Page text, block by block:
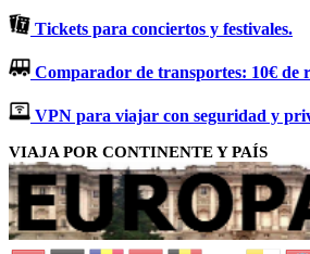
Tickets para conciertos y festivales.
Comparador de transportes: 10€ de
VPN para viajar con seguridad y
VIAJA POR CONTINENTE Y PAÍS